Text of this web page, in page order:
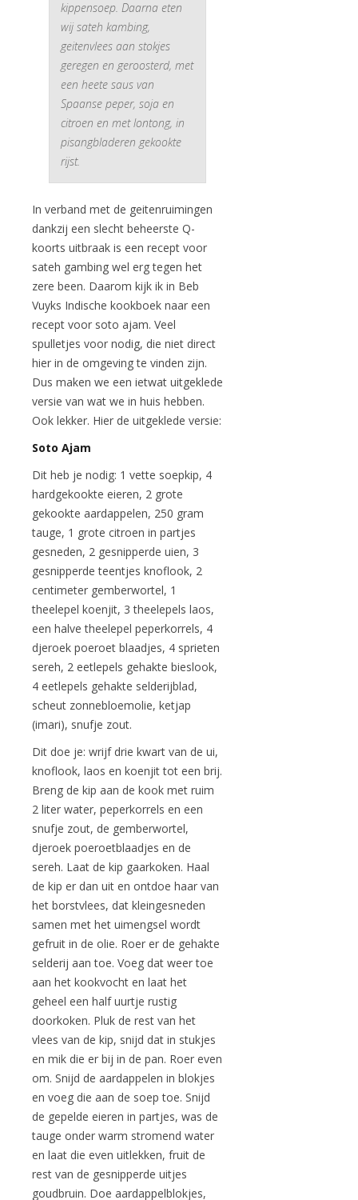
kippensoep. Daarna eten
wij sateh kambing,
geitenvlees aan stokjes
geregen en geroosterd, met
een heete saus van
Spaanse peper, soja en
citroen en met lontong, in
pisangbladeren gekookte
rijst.
In verband met de geitenruimingen
dankzij een slecht beheerste Q-
koorts uitbraak is een recept voor
sateh gambing wel erg tegen het
zere been. Daarom kijk ik in Beb
Vuyks Indische kookboek naar een
recept voor soto ajam. Veel
spulletjes voor nodig, die niet direct
hier in de omgeving te vinden zijn.
Dus maken we een ietwat uitgeklede
versie van wat we in huis hebben.
Ook lekker. Hier de uitgeklede versie:
Soto Ajam
Dit heb je nodig: 1 vette soepkip, 4
hardgekookte eieren, 2 grote
gekookte aardappelen, 250 gram
tauge, 1 grote citroen in partjes
gesneden, 2 gesnipperde uien, 3
gesnipperde teentjes knoflook, 2
centimeter gemberwortel, 1
theelepel koenjit, 3 theelepels laos,
een halve theelepel peperkorrels, 4
djeroek poeroet blaadjes, 4 sprieten
sereh, 2 eetlepels gehakte bieslook,
4 eetlepels gehakte selderijblad,
scheut zonnebloemolie, ketjap
(imari), snufje zout.
Dit doe je: wrijf drie kwart van de ui,
knoflook, laos en koenjit tot een brij.
Breng de kip aan de kook met ruim
2 liter water, peperkorrels en een
snufje zout, de gemberwortel,
djeroek poeroetblaadjes en de
sereh. Laat de kip gaarkoken. Haal
de kip er dan uit en ontdoe haar van
het borstvlees, dat kleingesneden
samen met het uimengsel wordt
gefruit in de olie. Roer er de gehakte
selderij aan toe. Voeg dat weer toe
aan het kookvocht en laat het
geheel een half uurtje rustig
doorkoken. Pluk de rest van het
vlees van de kip, snijd dat in stukjes
en mik die er bij in de pan. Roer even
om. Snijd de aardappelen in blokjes
en voeg die aan de soep toe. Snijd
de gepelde eieren in partjes, was de
tauge onder warm stromend water
en laat die even uitlekken, fruit de
rest van de gesnipperde uitjes
goudbruin. Doe aardappelblokjes,